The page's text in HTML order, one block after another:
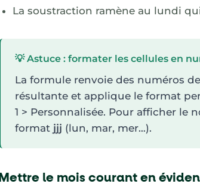
La soustraction ramène au lundi
💡 Astuce : formater les cellules en
La formule renvoie des numéros
résultante et applique le format
1 > Personnalisée. Pour afficher le
format jjj (lun, mar, mer…).
Mettre le mois courant en